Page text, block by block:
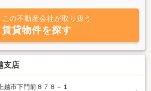
十数件の開発実績）■商業施設企画開発■賃貸
動産コンサルティング
この不動産会社が取り扱う
賃貸物件を探す
支店
越市下門前８７８－１